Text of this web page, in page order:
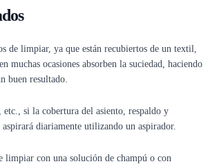
de limpiar, ya que están recubiertos de un textil,
muchas ocasiones absorben la suciedad, haciendo
buen resultado.
si la cobertura del asiento, respaldo y
diariamente utilizando un aspirador.
limpiar con una solución de champú o con